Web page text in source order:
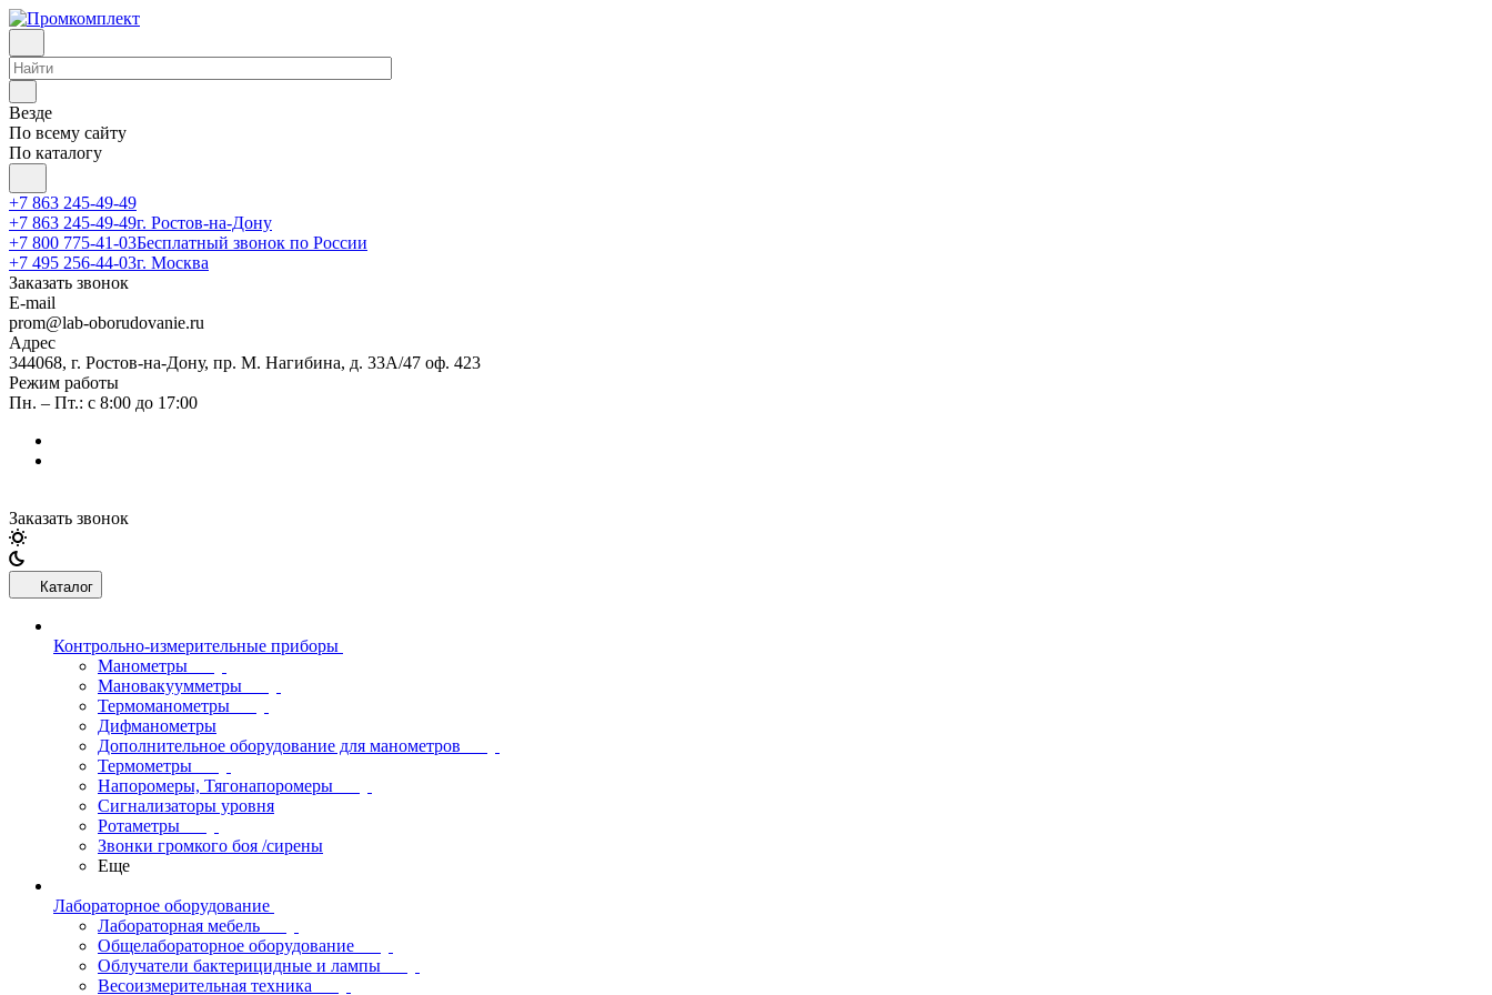
Везде
По всему сайту
По каталогу
+7 863 245-49-49
+7 863 245-49-49г. Ростов-на-Дону
+7 800 775-41-03Бесплатный звонок по России
+7 495 256-44-03г. Москва
Заказать звонок
E-mail
prom@lab-oborudovanie.ru
Адрес
344068, г. Ростов-на-Дону, пр. М. Нагибина, д. 33А/47 оф. 423
Режим работы
Пн. – Пт.: с 8:00 до 17:00
Заказать звонок
Каталог
Контрольно-измерительные приборы
Манометры
Мановакуумметры
Термоманометры
Дифманометры
Дополнительное оборудование для манометров
Термометры
Напоромеры, Тягонапоромеры
Сигнализаторы уровня
Ротаметры
Звонки громкого боя /сирены
Еще
Лабораторное оборудование
Лабораторная мебель
Общелабораторное оборудование
Облучатели бактерицидные и лампы
Весоизмерительная техника